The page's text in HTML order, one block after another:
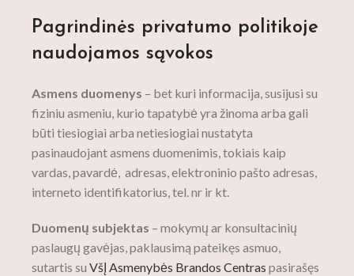
Pagrindinės privatumo politikoje
naudojamos sąvokos
Asmens duomenys – bet kuri informacija, susijusi su
fiziniu asmeniu, kurio tapatybė yra žinoma arba gali
būti tiesiogiai arba netiesiogiai nustatyta
pasinaudojant asmens duomenimis, tokiais kaip
vardas, pavardė, adresas, elektroninio pašto adresas,
interneto identifikatorius, tel. nr ir kt.
Duomenų subjektas – mokymų ar konsultacinių
paslaugų gavėjas, paklausimą pateikęs asmuo,
sutartis su VšĮ Asmenybės Brandos Centras pasirašęs